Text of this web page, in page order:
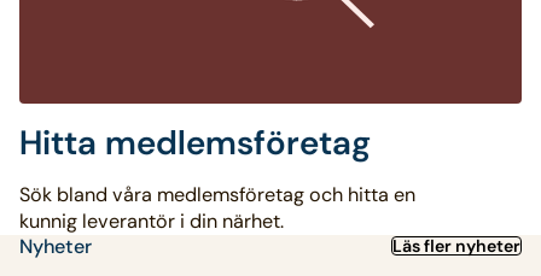
Hitta medlemsföretag
Sök bland våra medlemsföretag och hitta en
kunnig leverantör i din närhet.
Nyheter
Läs fler nyheter